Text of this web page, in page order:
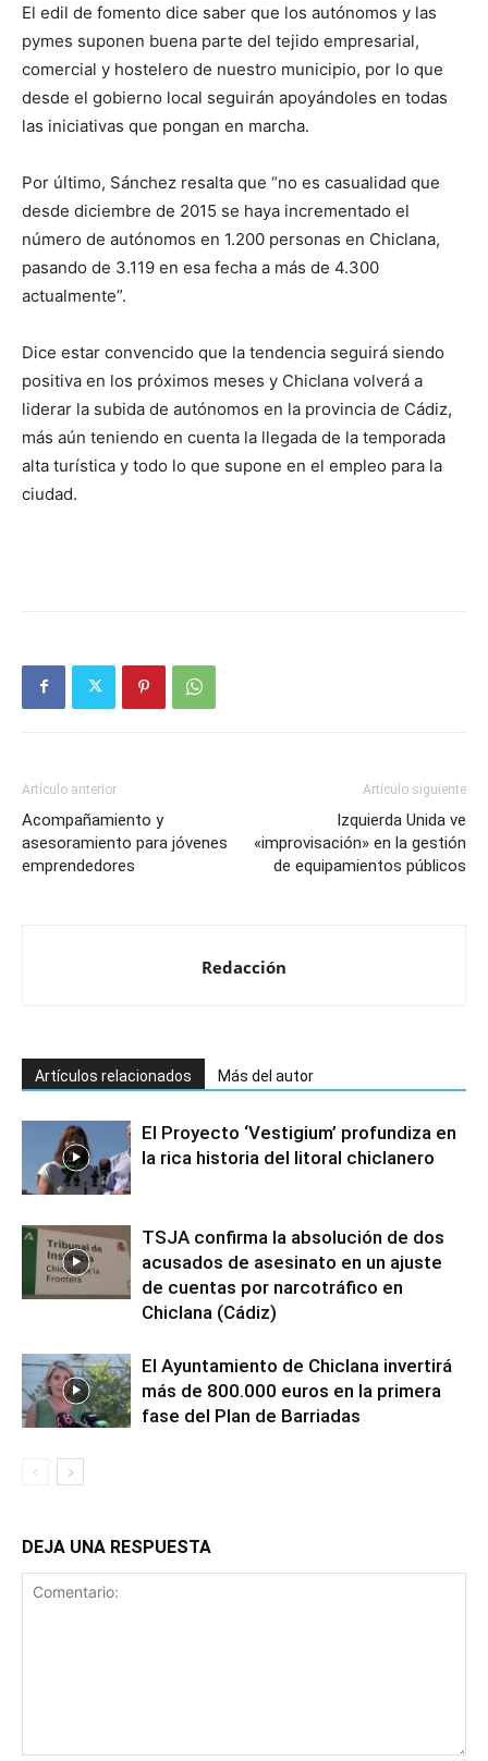
El edil de fomento dice saber que los autónomos y las
pymes suponen buena parte del tejido empresarial,
comercial y hostelero de nuestro municipio, por lo que
desde el gobierno local seguirán apoyándoles en todas
las iniciativas que pongan en marcha.
Por último, Sánchez resalta que “no es casualidad que
desde diciembre de 2015 se haya incrementado el
número de autónomos en 1.200 personas en Chiclana,
pasando de 3.119 en esa fecha a más de 4.300
actualmente”.
Dice estar convencido que la tendencia seguirá siendo
positiva en los próximos meses y Chiclana volverá a
liderar la subida de autónomos en la provincia de Cádiz,
más aún teniendo en cuenta la llegada de la temporada
alta turística y todo lo que supone en el empleo para la
ciudad.
Artículo anterior
Acompañamiento y
asesoramiento para jóvenes
emprendedores
Artículo siguiente
Izquierda Unida ve
«improvisación» en la gestión
de equipamientos públicos
Redacción
Artículos relacionados Más del autor
El Proyecto ‘Vestigium’ profundiza en
la rica historia del litoral chiclanero
TSJA confirma la absolución de dos
acusados de asesinato en un ajuste
de cuentas por narcotráfico en
Chiclana (Cádiz)
El Ayuntamiento de Chiclana invertirá
más de 800.000 euros en la primera
fase del Plan de Barriadas
DEJA UNA RESPUESTA